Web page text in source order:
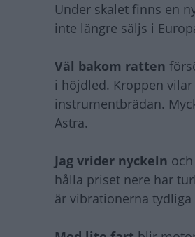
Under skalet finns en
inte längre säljs i
Väl bakom ratten
i höjdled. Kroppen
instrumentbrädan.
Astra.
Jag vrider nyckeln
hålla priset nere har
är vibrationerna tydliga